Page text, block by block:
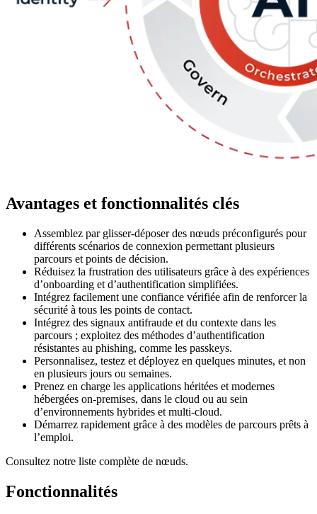
Avantages et fonctionnalités clés
Assemblez par glisser-déposer des nœuds préconfigurés pour
différents scénarios de connexion permettant plusieurs
parcours et points de décision.
Réduisez la frustration des utilisateurs grâce à des expériences
d’onboarding et d’authentification simplifiées.
Intégrez facilement une confiance vérifiée afin de renforcer la
sécurité à tous les points de contact.
Intégrez des signaux antifraude et du contexte dans les
parcours ; exploitez des méthodes d’authentification
résistantes au phishing, comme les passkeys.
Personnalisez, testez et déployez en quelques minutes, et non
en plusieurs jours ou semaines.
Prenez en charge les applications héritées et modernes
hébergées on-premises, dans le cloud ou au sein
d’environnements hybrides et multi-cloud.
Démarrez rapidement grâce à des modèles de parcours prêts à
l’emploi.
Consultez notre liste complète de nœuds.
Fonctionnalités